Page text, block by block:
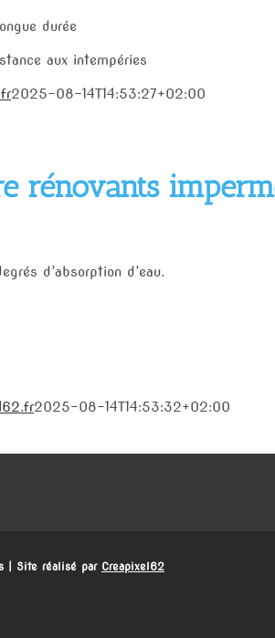
durée
aux intempéries
2025-08-14T14:53:27+02:00
rénovants
d’absorption d’eau.
2025-08-14T14:53:32+02:00
| Site réalisé par Creapixel62